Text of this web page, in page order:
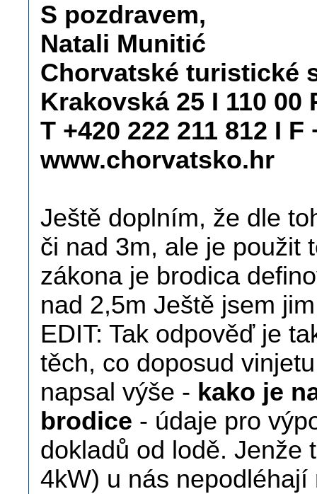
S pozdravem,
Natali Munitić
Chorvatské turistické
Krakovská 25 I 110 00
T +420 222 211 812 I F
www.chorvatsko.hr
Ještě doplním, že dle
či nad 3m, ale je použit
zákona je brodica
nad 2,5m Ještě jsem
EDIT: Tak odpověď je
těch, co doposud
napsal výše - kako je
brodice - údaje pro
dokladů od lodě. Jenže
4kW) u nás